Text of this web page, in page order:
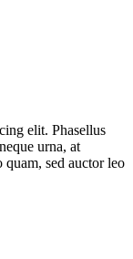
elit. Phasellus
urna, at
sed auctor leo